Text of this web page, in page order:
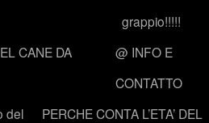
grappio!!!!!
CANE DA
@ INFO E
CONTATTO
del
PERCHE CONTA L’ETA’ DEL